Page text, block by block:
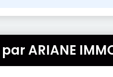
ARIANE